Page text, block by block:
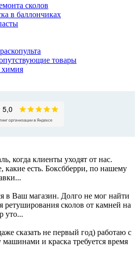
сколов
в баллончиках
товары
химия
когда клиенты уходят от нас.
какие есть. Боксбберри, по нашему
в Ваш магазин. Долго не мог найти
ретуширования сколов от камней на
уто...
сказать не первый год) работаю с
и краска требуется время